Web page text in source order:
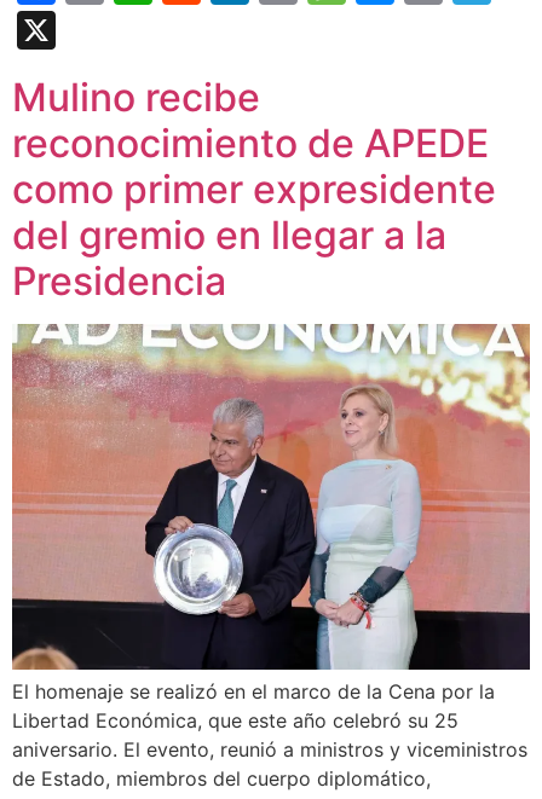
Mulino recibe
reconocimiento de APEDE
como primer expresidente
del gremio en llegar a la
Presidencia
El homenaje se realizó en el marco de la Cena por la
Libertad Económica, que este año celebró su 25
aniversario. El evento, reunió a ministros y viceministros
de Estado, miembros del cuerpo diplomático,